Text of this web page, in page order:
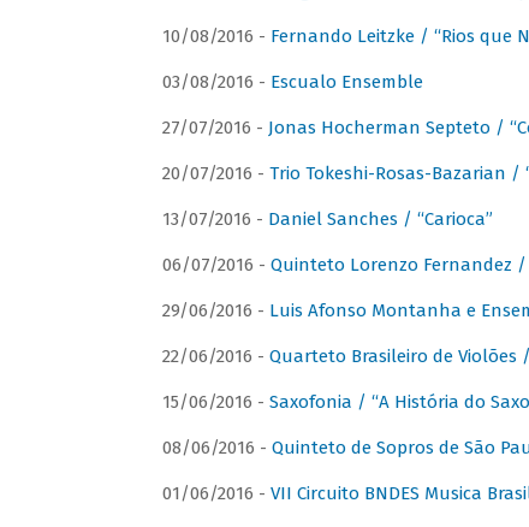
10/08/2016 - Fernando Leitzke / “Rios que
03/08/2016 - Escualo Ensemble
27/07/2016 - Jonas Hocherman Septeto /
20/07/2016 - Trio Tokeshi-Rosas-Bazarian /
13/07/2016 - Daniel Sanches / “Carioca”
06/07/2016 - Quinteto Lorenzo Fernandez /
29/06/2016 - Luis Afonso Montanha e
22/06/2016 - Quarteto Brasileiro de Violões
15/06/2016 - Saxofonia / “A História do
08/06/2016 - Quinteto de Sopros de São
01/06/2016 - VII Circuito BNDES Musica